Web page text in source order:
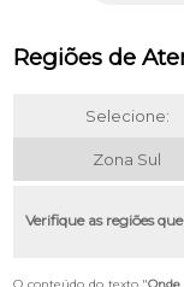
Regiões de
Selecione:
Zona Sul
Verifique as regiões